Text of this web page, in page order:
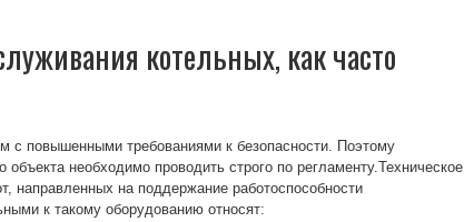
котельных, как часто
с повышенными требованиями к безопасности. Поэтому
объекта необходимо проводить строго по регламенту.Техническое
направленных на поддержание работоспособности
к такому оборудованию относят: